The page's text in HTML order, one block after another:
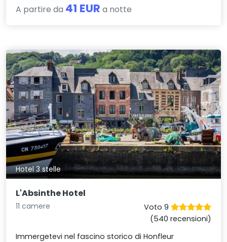
A partire da 41 EUR a notte
Hotel 3 stelle
L'Absinthe Hotel
11 camere
Voto 9
(540 recensioni)
Immergetevi nel fascino storico di Honfleur